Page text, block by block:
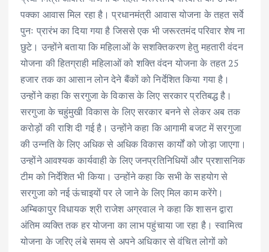
पक्का आवास मिल रहा है। प्रधानमंत्री आवास योजना के तहत सर्वे
पुनः प्रारंभ का दिया गया है जिससे एक भी जरूरतमंद परिवार शेष ना
छुटे। उन्होंने बताया कि महिलाओं के सशक्तिकरण हेतु महतारी वंदन
योजना की हितग्राही महिलाओं को शक्ति वंदन योजना के तहत 25
हजार तक का आसान लोन देने बैंकों को निर्देशित किया गया है।
उन्होंने कहा कि सरगुजा के विकास के लिए सरकार प्रतिबद्ध है।
सरगुजा के चहुंमुखी विकास के लिए सरकार बनने से लेकर अब तक
करोड़ों की राशि दी गई है। उन्होंने कहा कि आगामी बजट में सरगुजा
की उन्नति के लिए अधिक से अधिक विकास कार्यों को जोड़ा जाएगा।
उन्होंने आवश्यक कार्यवाही के लिए जनप्रतिनिधियों और प्रशासनिक
टीम को निर्देशित भी किया। उन्होंने कहा कि सभी के सहयोग से
सरगुजा को नई ऊंचाइयों पर ले जाने के लिए मिल काम करेंगे।
अम्बिकापुर विधायक श्री राजेश अग्रवाल ने कहा कि शासन द्वारा
अंतिम व्यक्ति तक हर योजना का लाभ पहुंचाया जा रहा है। स्वामित्व
योजना के जरिए लंबे समय से अपने अधिकार से वंचित लोगों को